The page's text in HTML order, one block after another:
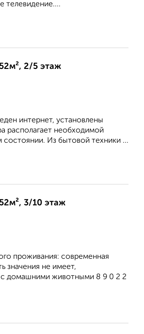
телевидение....
2/5 этаж
интернет, установлены
располагает необходимой
Из бытовой техники ...
3/10 этаж
проживания: современная
значения не имеет,
домашними животными 8 9 0 2 2